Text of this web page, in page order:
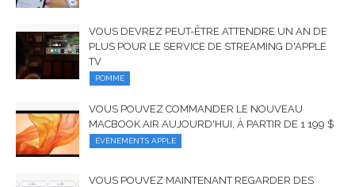
VOUS DEVREZ PEUT-ÊTRE ATTENDRE UN AN DE
PLUS POUR LE SERVICE DE STREAMING D'APPLE
TV
POMME
VOUS POUVEZ COMMANDER LE NOUVEAU
MACBOOK AIR AUJOURD'HUI, À PARTIR DE 1 199 $
ÉVÉNEMENTS APPLE
VOUS POUVEZ MAINTENANT REGARDER DES